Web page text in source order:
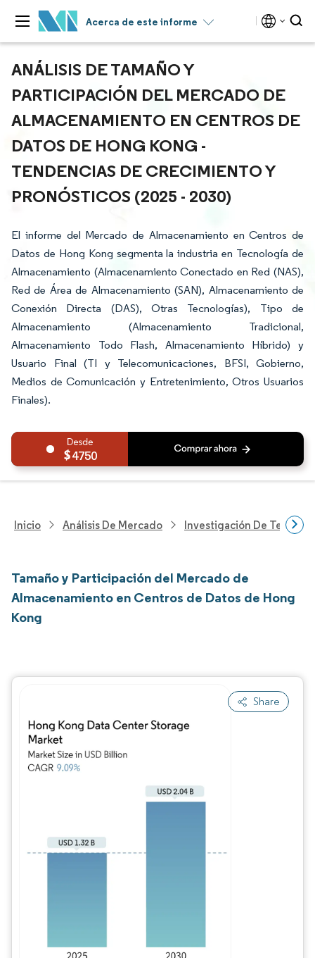
Acerca de este informe
ANÁLISIS DE TAMAÑO Y
PARTICIPACIÓN DEL MERCADO DE
ALMACENAMIENTO EN CENTROS DE
DATOS DE HONG KONG -
TENDENCIAS DE CRECIMIENTO Y
PRONÓSTICOS (2025 - 2030)
El informe del Mercado de Almacenamiento en Centros de
Datos de Hong Kong segmenta la industria en Tecnología de
Almacenamiento (Almacenamiento Conectado en Red (NAS),
Red de Área de Almacenamiento (SAN), Almacenamiento de
Conexión Directa (DAS), Otras Tecnologías), Tipo de
Almacenamiento (Almacenamiento Tradicional,
Almacenamiento Todo Flash, Almacenamiento Híbrido) y
Usuario Final (TI y Telecomunicaciones, BFSI, Gobierno,
Medios de Comunicación y Entretenimiento, Otros Usuarios
Finales).
4750
Inicio Análisis De Mercado Investigación De
Tamaño y Participación del Mercado de
Almacenamiento en Centros de Datos de Hong
Kong
Share